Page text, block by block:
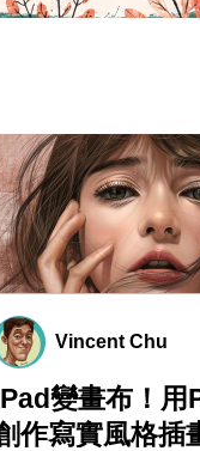
Vincent Chu
變畫布！
作寫實風格插